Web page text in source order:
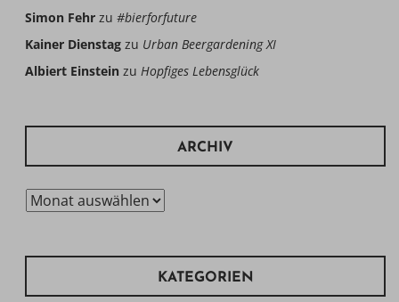
Simon Fehr zu #bierforfuture
Kainer Dienstag zu Urban Beergardening XI
Albiert Einstein zu Hopfiges Lebensglück
ARCHIV
Archiv
KATEGORIEN